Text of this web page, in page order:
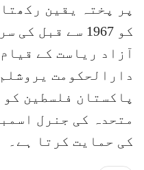
پر پختہ یقین
کو 1967 سے
آزاد ریاست کے
دارالحکومت یروشلم
پاکستان فلسطین
متحدہ کی جنرل
کی حمایت کرتا ہے۔